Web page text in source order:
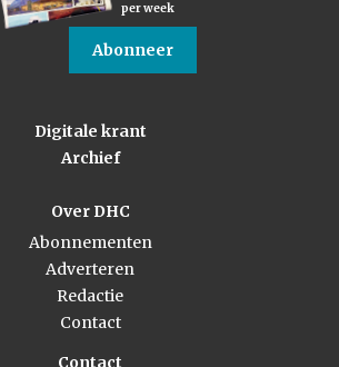
per week
Abonneer
Digitale krant
Archief
Over DHC
Abonnementen
Adverteren
Redactie
Contact
Contact